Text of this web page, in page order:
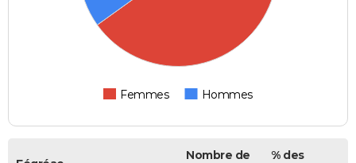
Femmes Hommes
Nombre de
% des